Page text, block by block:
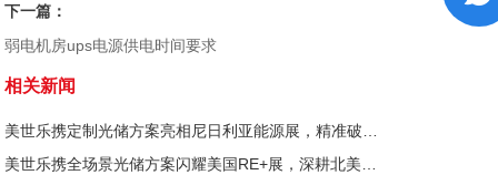
下一篇：
弱电机房ups电源供电时间要求
相关新闻
美世乐携定制光储方案亮相尼日利亚能源展，精准破解西非用电难题
美世乐携全场景光储方案闪耀美国RE+展，深耕北美赋能零碳转型